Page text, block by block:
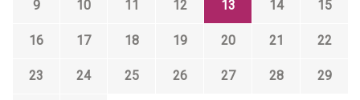
9 10 11 12 13 14 15
16 17 18 19 20 21 22
23 24 25 26 27 28 29